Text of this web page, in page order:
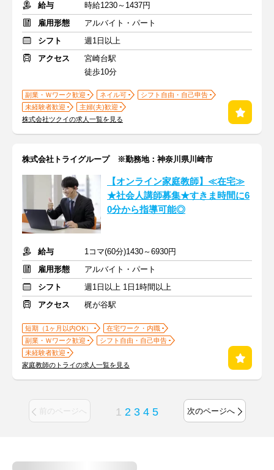
給与
時給1230～1437円
雇用形態
アルバイト・パート
シフト
週1日以上
アクセス
宮崎台駅
徒歩10分
副業・Ｗワーク歓迎 ネイル可
シフト自由・自己申告
未経験者歓迎
主婦(夫)歓迎
株式会社ツクイの求人一覧を見る
株式会社トライグループ ※勤務地：神奈川県川崎市
【オンライン家庭教師】≪在宅≫
★社会人講師募集★すきま時間に6
0分から指導可能◎
給与
1コマ(60分)1430～6930円
雇用形態
アルバイト・パート
シフト
週1日以上 1日1時間以上
アクセス
梶が谷駅
短期（1ヶ月以内OK）
在宅ワーク・内職
副業・Ｗワーク歓迎
シフト自由・自己申告
未経験者歓迎
家庭教師のトライの求人一覧を見る
前のページへ 1 2 3 4 5 次のページへ